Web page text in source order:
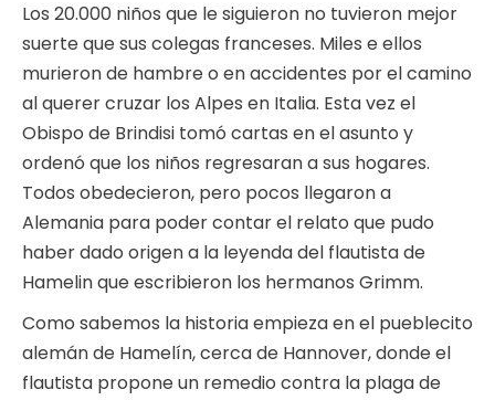
Los 20.000 niños que le siguieron no tuvieron mejor
suerte que sus colegas franceses. Miles e ellos
murieron de hambre o en accidentes por el camino
al querer cruzar los Alpes en Italia. Esta vez el
Obispo de Brindisi tomó cartas en el asunto y
ordenó que los niños regresaran a sus hogares.
Todos obedecieron, pero pocos llegaron a
Alemania para poder contar el relato que pudo
haber dado origen a la leyenda del flautista de
Hamelin que escribieron los hermanos Grimm.
Como sabemos la historia empieza en el pueblecito
alemán de Hamelín, cerca de Hannover, donde el
flautista propone un remedio contra la plaga de